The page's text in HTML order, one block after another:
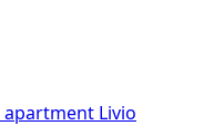
apartment Livio